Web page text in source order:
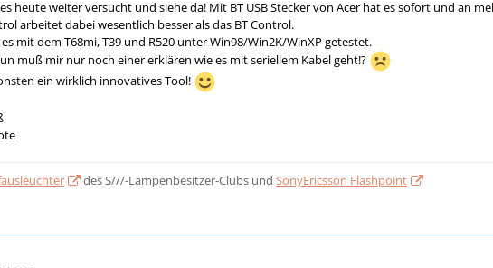
heute weiter versucht und siehe da! Mit BT USB Stecker von Acer hat es sofort und an
arbeitet dabei wesentlich besser als das BT Control.
mit dem T68mi, T39 und R520 unter Win98/Win2K/WinXP getestet.
muß mir nur noch einer erklären wie es mit seriellem Kabel geht!?
ein wirklich innovatives Tool!
des S///-Lampenbesitzer-Clubs und SonyEricsson Flashpoint